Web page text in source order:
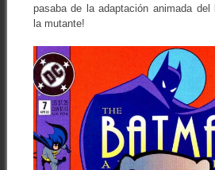
pasaba de la adaptación animada del
la mutante!